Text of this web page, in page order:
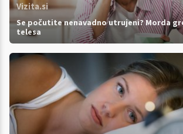
Vizita.si
Se počutite nenavadno utrujeni? Morda
telesa